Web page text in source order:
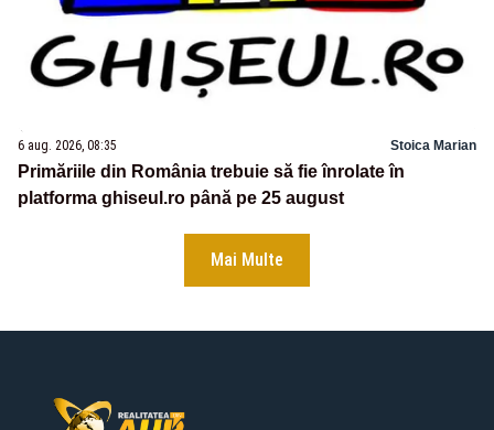
6 aug. 2026, 08:35 Stoica Marian
Primăriile din România trebuie să fie înrolate în
platforma ghiseul.ro până pe 25 august
Mai Multe